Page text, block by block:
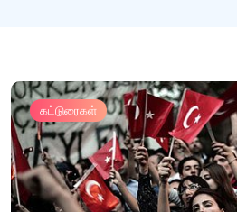
கட்டுரைகள்